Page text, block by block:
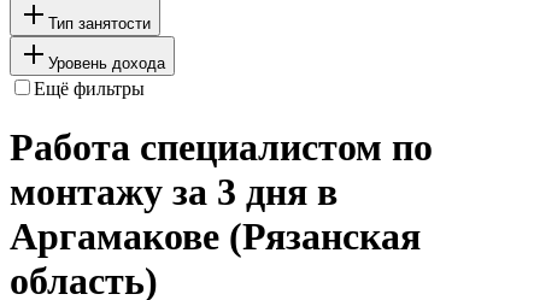
Тип занятости
Уровень дохода
Ещё фильтры
Работа специалистом по
монтажу за 3 дня в
Аргамакове (Рязанская
область)